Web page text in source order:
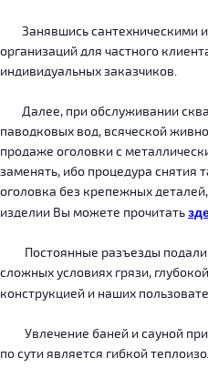
Занявшись сантехническими и
организаций для частного
индивидуальных заказчиков.
Далее, при обслуживании
паводковых вод, всяческой
продаже оголовки с
заменять, ибо процедура снятия
оголовка без крепежных
изделии Вы можете прочитать
Постоянные разъезды подали
сложных условиях грязи,
конструкцией и наших
Увлечение баней и сауной
по сути является гибкой